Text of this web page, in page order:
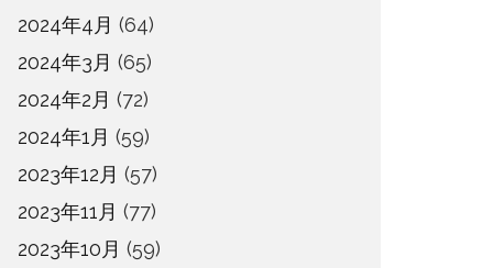
2024年4月 (64)
2024年3月 (65)
2024年2月 (72)
2024年1月 (59)
2023年12月 (57)
2023年11月 (77)
2023年10月 (59)